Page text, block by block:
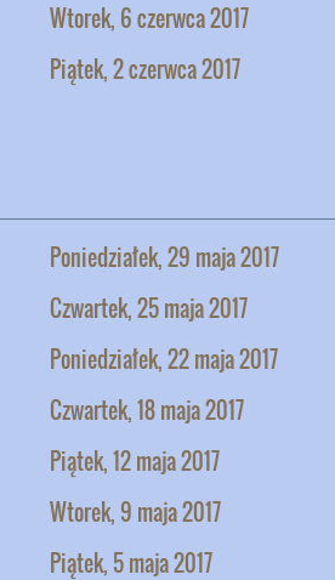
Wtorek, 6 czerwca 2017
Piątek, 2 czerwca 2017
Poniedziałek, 29 maja 2017
Czwartek, 25 maja 2017
Poniedziałek, 22 maja 2017
Czwartek, 18 maja 2017
Piątek, 12 maja 2017
Wtorek, 9 maja 2017
Piątek, 5 maja 2017